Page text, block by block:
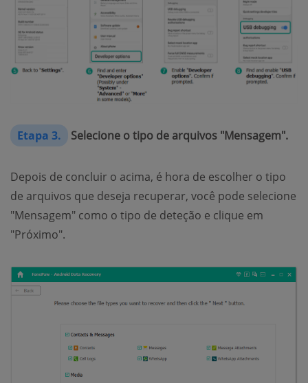
Etapa 3. Selecione o tipo de arquivos "Mensagem".
Depois de concluir o acima, é hora de escolher o tipo
de arquivos que deseja recuperar, você pode selecione
"Mensagem" como o tipo de deteção e clique em
"Próximo".